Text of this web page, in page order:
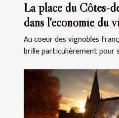
La place du Côtes-
dans l'économie du
Au coeur des vignobles
brille particulièrement pour